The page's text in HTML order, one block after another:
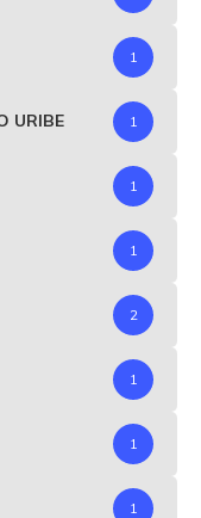
1
URIBE 1
1
1
2
1
1
1